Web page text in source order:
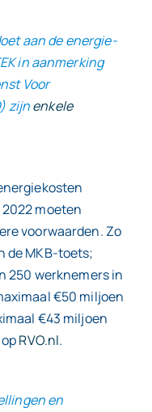
aan de energie-
in aanmerking
Voor
zijnenkele
moeten
voorwaarden. Zo
de MKB-toets;
250 werknemers in
€50 miljoen
€43 miljoen
RVO.nl.
en